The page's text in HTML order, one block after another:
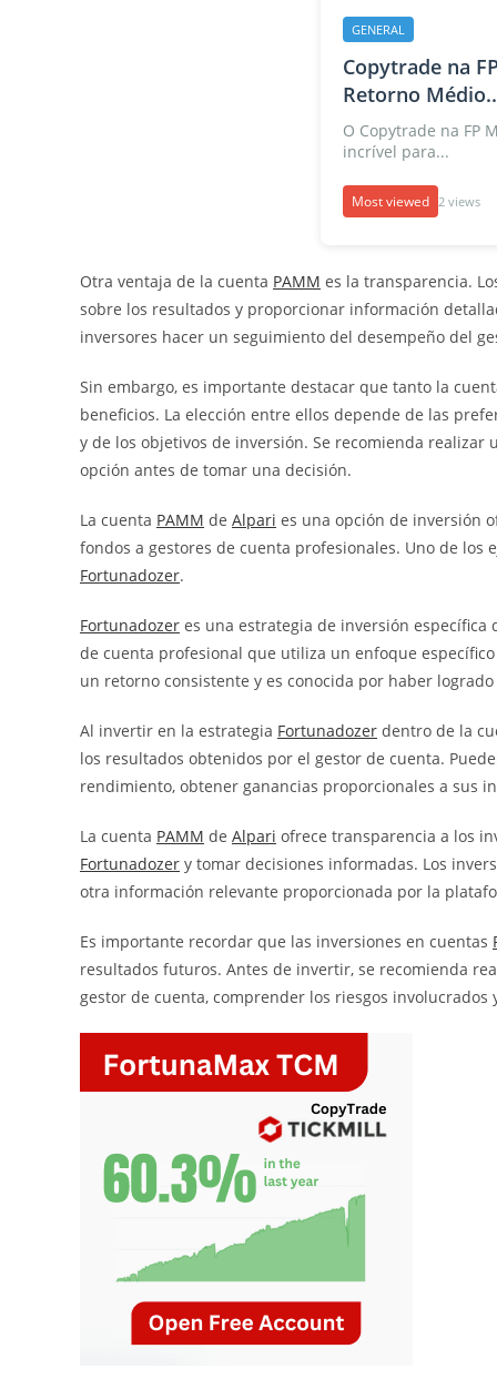
GENERAL
Copytrade na
Retorno
O Copytrade na FP
incrível para...
Most viewed 2 views
Otra ventaja de la cuenta PAMM es la transparencia.
sobre los resultados y proporcionar información
inversores hacer un seguimiento del desempeño del
Sin embargo, es importante destacar que tanto la
beneficios. La elección entre ellos depende de las
y de los objetivos de inversión. Se recomienda
opción antes de tomar una decisión.
La cuenta PAMM de Alpari es una opción de inversión
fondos a gestores de cuenta profesionales. Uno de
Fortunadozer.
Fortunadozer es una estrategia de inversión específica
de cuenta profesional que utiliza un enfoque
un retorno consistente y es conocida por haber
Al invertir en la estrategia Fortunadozer dentro de la
los resultados obtenidos por el gestor de cuenta.
rendimiento, obtener ganancias proporcionales a sus
La cuenta PAMM de Alpari ofrece transparencia a los
Fortunadozer y tomar decisiones informadas. Los
otra información relevante proporcionada por la
Es importante recordar que las inversiones en cuentas
resultados futuros. Antes de invertir, se recomienda
gestor de cuenta, comprender los riesgos